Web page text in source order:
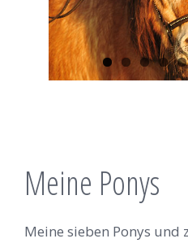
Meine Ponys
Meine sieben Ponys und